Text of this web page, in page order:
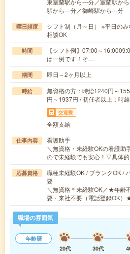
東室蘭駅から---分／室蘭駅か
駅から---分／御崎駅から---分
曜日頻度
シフト制（月～日） ※平日の
相談OK
時間
【シフト例】07:00～
は一例です！そ…
期間 即日～2ヶ月以上
時給
無資格の方：時給1240円～
円～1937円 / 初任者以上：時
交通費
全額支給
仕事内容
看護助手
＼無資格・未経験OKの看護助
ので未経験でも安心！▽具体
応募資格
職種未経験OK / ブランクOK /
要
＼無資格＊未経験OK／★年齢
要・来社不要（電話登録OK
職場の雰囲気
年齢層
20代
30代